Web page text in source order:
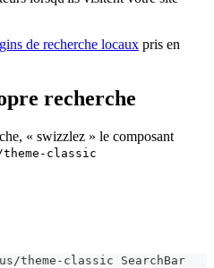
de recherche locaux pris en
recherche
« swizzlez » le composant
theme-classic
theme-classic SearchBar